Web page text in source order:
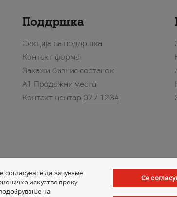
Поддршка
Секција за поддршка
Контакт форма
Закажи бизнис состанок
A1 Продажни места
Контакт центар 077 1234
да зачуваме
искуство преку
на
Се